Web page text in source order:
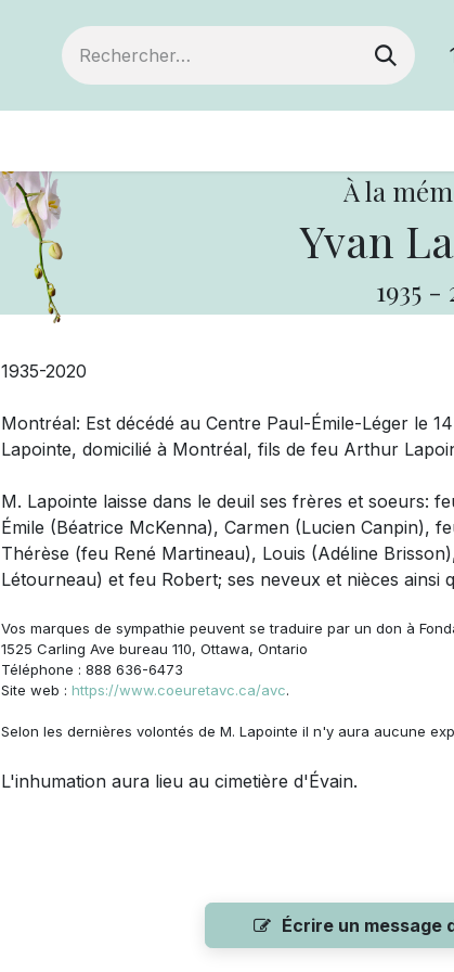
À la
Yvan
1935 -
1935-2020
Montréal: Est décédé au Centre Paul-Émile-Léger le
Lapointe, domicilié à Montréal, fils de feu Arthur
M. Lapointe laisse dans le deuil ses frères et soeurs:
Émile (Béatrice McKenna), Carmen (Lucien Canpin),
Thérèse (feu René Martineau), Louis (Adéline
Létourneau) et feu Robert; ses neveux et nièces ainsi
Vos marques de sympathie peuvent se traduire par un don à
1525 Carling Ave bureau 110, Ottawa, Ontario
Téléphone : 888 636-6473
Site web : https://www.coeuretavc.ca/avc.
Selon les dernières volontés de M. Lapointe il n'y aura aucune
L'inhumation aura lieu au cimetière d'Évain.
Écrire un message